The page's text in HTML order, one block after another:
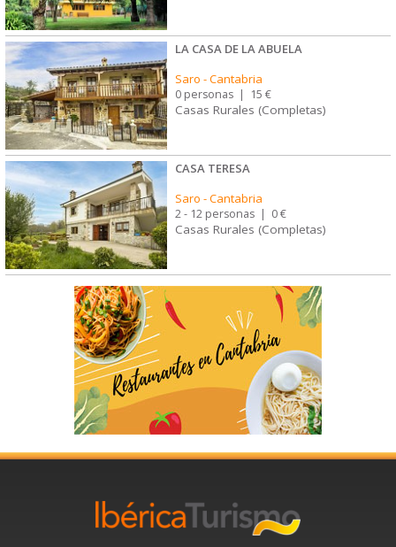
LA CASA DE LA ABUELA
Saro -Cantabria
0 personas | 15 €
Casas Rurales (Completas)
CASA TERESA
Saro -Cantabria
2 - 12 personas | 0 €
Casas Rurales (Completas)